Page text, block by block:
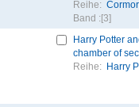
Reihe:
Band : [3]
Harry Potter
chamber of
Reihe:
Harry